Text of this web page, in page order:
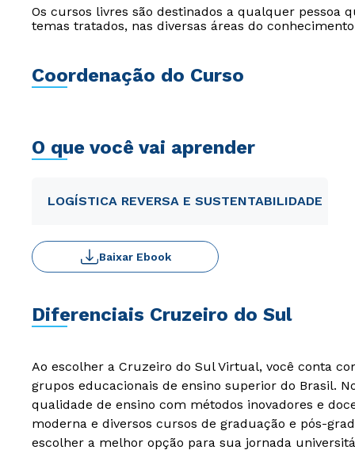
Os cursos livres são destinados a qualquer pessoa
temas tratados, nas diversas áreas do
Coordenação do Curso
O que você vai aprender
LOGÍSTICA REVERSA E SUSTENTABILIDADE
Baixar Ebook
Diferenciais Cruzeiro do Sul
Ao escolher a Cruzeiro do Sul Virtual, você conta
grupos educacionais de ensino superior do Brasil.
qualidade de ensino com métodos inovadores e
moderna e diversos cursos de graduação e pós-
escolher a melhor opção para sua jornada